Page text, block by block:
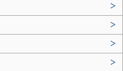
>
>
>
>